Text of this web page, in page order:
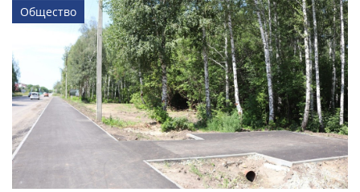
Общество